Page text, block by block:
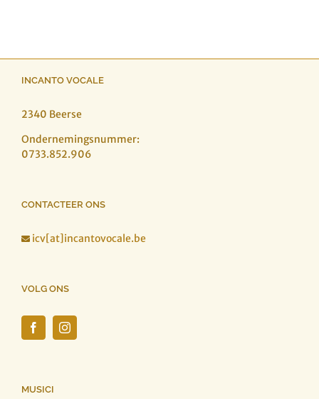
INCANTO VOCALE
2340 Beerse
Ondernemingsnummer:
0733.852.906
CONTACTEER ONS
 icv[at]incantovocale.be
VOLG ONS
MUSICI